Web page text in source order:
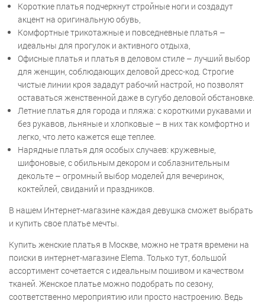
Короткие платья подчеркнут стройные ноги и создадут
акцент на оригинальную обувь,
Комфортные трикотажные и повседневные платья –
идеальны для прогулок и активного отдыха,
Офисные платья и платья в деловом стиле – лучший выбор
для женщин, соблюдающих деловой дресс-код. Строгие
чистые линии кроя зададут рабочий настрой, но позволят
оставаться женственной даже в сугубо деловой обстановке.
Летние платья для города и пляжа: с короткими рукавами и
без рукавов, льняные и хлопковые – в них так комфортно и
легко, что лето кажется еще теплее.
Нарядные платья для особых случаев: кружевные,
шифоновые, с обильным декором и соблазнительным
декольте – огромный выбор моделей для вечеринок,
коктейлей, свиданий и праздников.
В нашем Интернет-магазине каждая девушка сможет выбрать
и купить свое платье мечты.
Купить женские платья в Москве, можно не тратя времени на
поиски в интернет-магазине Elema. Только тут, большой
ассортимент сочетается с идеальным пошивом и качеством
тканей. Женское платье можно подобрать по сезону,
соответственно мероприятию или просто настроению. Ведь